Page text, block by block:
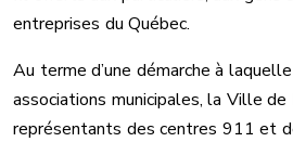
entreprises du Québec.
Au terme d’une démarche à
associations municipales, la Ville
représentants des centres 911 et